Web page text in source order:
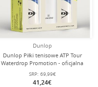
Dunlop
Dunlop Piłki tenisowe ATP Tour
Waterdrop Promotion - oficjalna
piłka meczowa na ATP Tour - puszka
2x4 szt.
SRP: 69,99€
41,24€